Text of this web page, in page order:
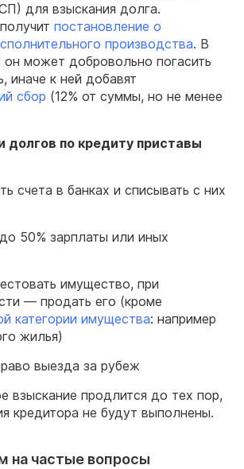
для взыскания долга.
постановление о
производства. В
он может добровольно погасить
иначе к ней добавят
сбор (12% от суммы, но не менее
долгов по кредиту приставы
счета в банках и списывать с них
50% зарплаты или иных
имущество, при
— продать его (кроме
категории имущества: например
жилья)
выезда за рубеж
взыскание продлится до тех пор,
кредитора не будут выполнены.
на частые вопросы